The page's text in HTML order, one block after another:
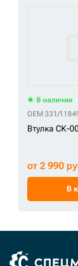
В наличии
OEM 331/
Втулка СК-
от 2 990
В